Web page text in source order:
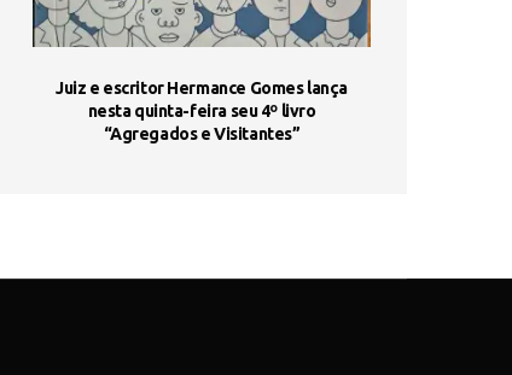
Juiz e escritor Hermance Gomes lança
nesta quinta-feira seu 4º livro
“Agregados e Visitantes”